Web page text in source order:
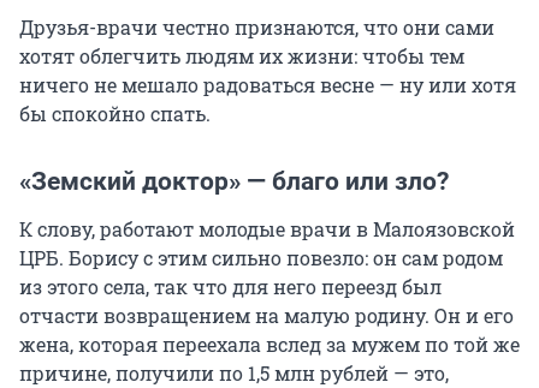
Друзья-врачи честно признаются, что они сами
хотят облегчить людям их жизни: чтобы тем
ничего не мешало радоваться весне — ну или хотя
бы спокойно спать.
«Земский доктор» — благо или зло?
К слову, работают молодые врачи в Малоязовской
ЦРБ. Борису с этим сильно повезло: он сам родом
из этого села, так что для него переезд был
отчасти возвращением на малую родину. Он и его
жена, которая переехала вслед за мужем по той же
причине, получили по 1,5 млн рублей — это,